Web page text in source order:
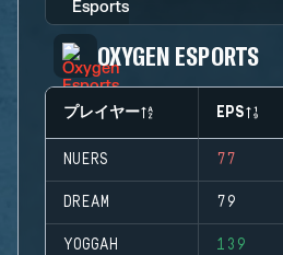
OXYGEN ESPORTS
プレイヤー EPS
NUERS 77
DREAM 79
YOGGAH 139